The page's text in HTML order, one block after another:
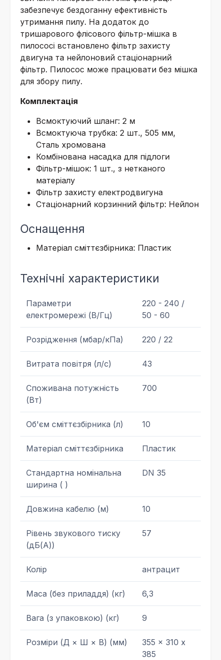
забезпечує бездоганну ефективність
утримання пилу. На додаток до
тришарового флісового фільтр-мішка в
пилососі встановлено фільтр захисту
двигуна та нейлоновий стаціонарний
фільтр. Пилосос може працювати без мішка
для збору пилу.
Комплектація
Всмоктуючий шланг: 2 м
Всмоктуюча трубка: 2 шт., 505 мм,
Сталь хромована
Комбінована насадка для підлоги
Фільтр-мішок: 1 шт., з нетканого
матеріалу
Фільтр захисту електродвигуна
Стаціонарний корзинний фільтр: Нейлон
Оснащення
Матеріал сміттєзбірника: Пластик
Технічні характеристики
Параметри
електромережі (В/Гц)
220 - 240 /
50 - 60
Розрідження (мбар/кПа) 220 / 22
Витрата повітря (л/с) 43
Споживана потужність
(Вт)
700
Об'єм сміттєзбірника (л) 10
Матеріал сміттєзбірника Пластик
Стандартна номінальна
ширина ( )
DN 35
Довжина кабелю (м) 10
Рівень звукового тиску
(дБ(А))
57
Колір антрацит
Маса (без приладдя) (кг) 6,3
Вага (з упаковкою) (кг) 9
Розміри (Д × Ш × В) (мм)
355 x 310 x
385